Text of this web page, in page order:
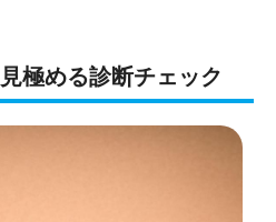
極める診断チェック